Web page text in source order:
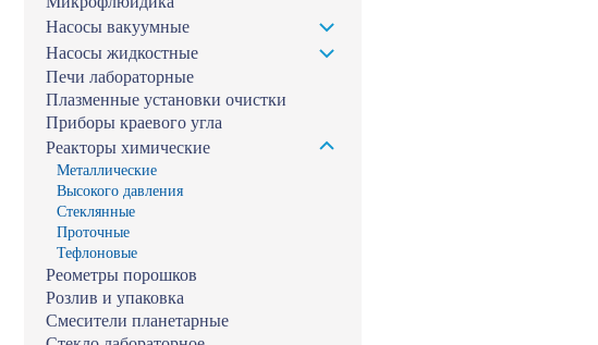
Насосы вакуумные
Насосы жидкостные
Печи лабораторные
Плазменные установки очистки
Приборы краевого угла
Реакторы химические
Металлические
Высокого давления
Стеклянные
Проточные
Тефлоновые
Реометры порошков
Розлив и упаковка
Смесители планетарные